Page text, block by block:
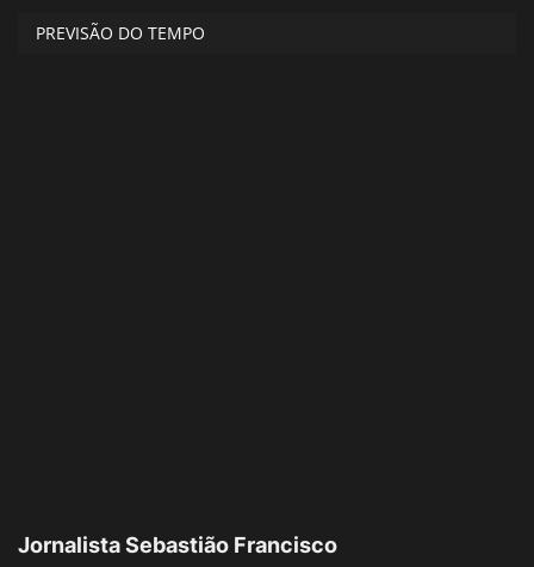
PREVISÃO DO TEMPO
Jornalista Sebastião Francisco